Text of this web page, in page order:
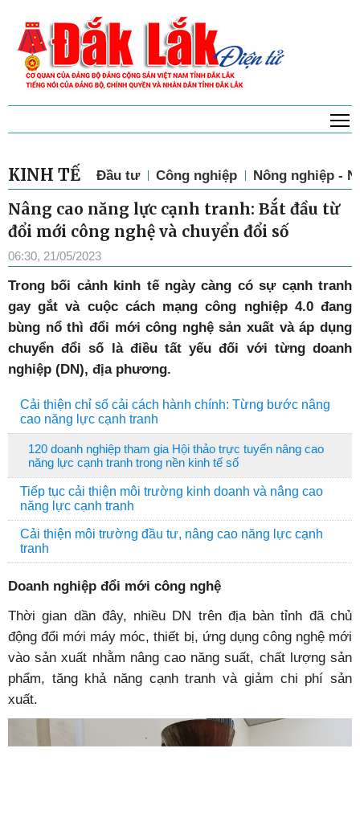
KINH TẾ Đầu tư Công nghiệp Nông nghiệp -
Nâng cao năng lực cạnh tranh: Bắt đầu từ
đổi mới công nghệ và chuyển đổi số
06:30, 21/05/2023
Trong bối cảnh kinh tế ngày càng có sự cạnh tranh
gay gắt và cuộc cách mạng công nghiệp 4.0 đang
bùng nổ thì đổi mới công nghệ sản xuất và áp dụng
chuyển đổi số là điều tất yếu đối với từng doanh
nghiệp (DN), địa phương.
Cải thiện chỉ số cải cách hành chính: Từng bước nâng
cao năng lực cạnh tranh
120 doanh nghiệp tham gia Hội thảo trực tuyến nâng cao
năng lực cạnh tranh trong nền kinh tế số
Tiếp tục cải thiện môi trường kinh doanh và nâng cao
năng lực cạnh tranh
Cải thiện môi trường đầu tư, nâng cao năng lực cạnh
tranh
Doanh nghiệp đổi mới công nghệ
Thời gian dần đây, nhiều DN trên địa bàn tỉnh đã chủ
động đổi mới máy móc, thiết bị, ứng dụng công nghệ mới
vào sản xuất nhằm nâng cao năng suất, chất lượng sản
phẩm, tăng khả năng cạnh tranh và giảm chi phí sản
xuất.